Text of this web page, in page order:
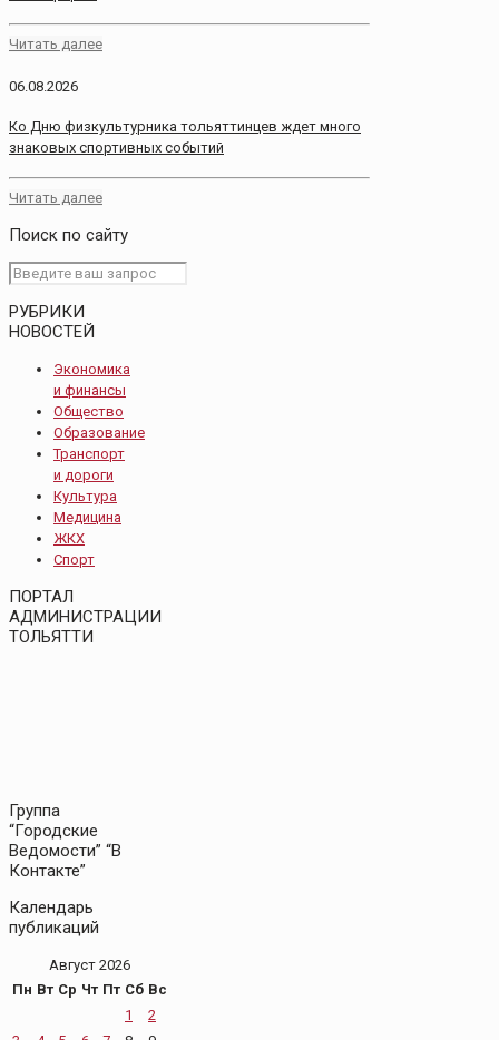
Читать далее
06.08.2026
Ко Дню физкультурника тольяттинцев ждет много
знаковых спортивных событий
Читать далее
Поиск по сайту
РУБРИКИ
НОВОСТЕЙ
Экономика
и финансы
Общество
Образование
Транспорт
и дороги
Культура
Медицина
ЖКХ
Спорт
ПОРТАЛ
АДМИНИСТРАЦИИ
ТОЛЬЯТТИ
Группа
“Городские
Ведомости” “В
Контакте”
Календарь
публикаций
Август 2026
Пн Вт Ср Чт Пт Сб Вс
1
2